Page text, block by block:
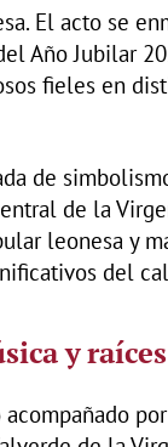
El acto se
Año Jubilar
fieles en
de
de la
leonesa y
del
y